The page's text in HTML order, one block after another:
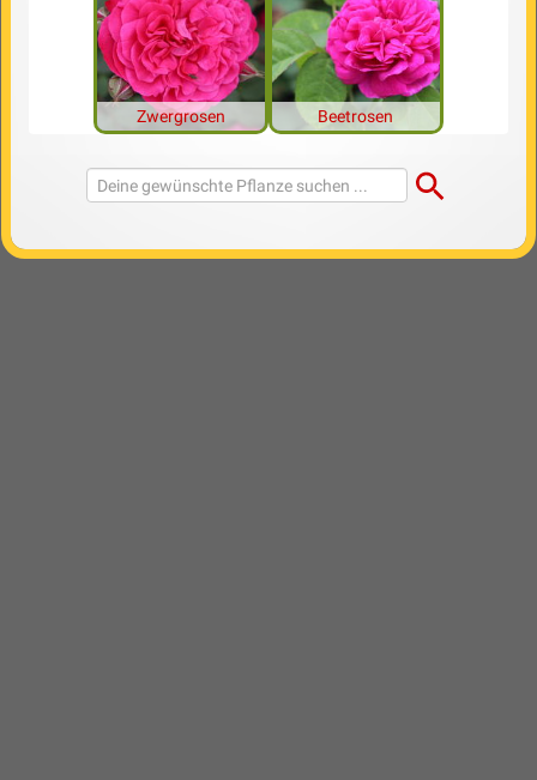
Zwergrosen Beetrosen